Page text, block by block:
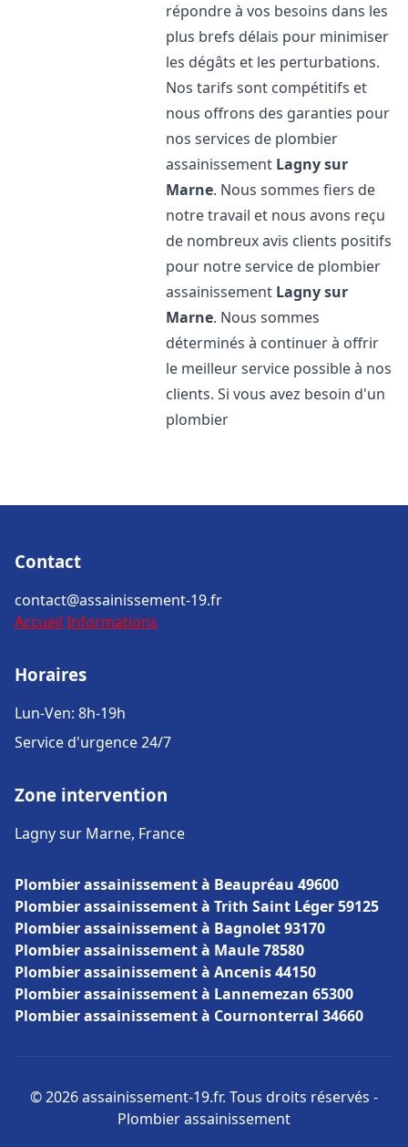
répondre à vos besoins dans les
plus brefs délais pour minimiser
les dégâts et les perturbations.
Nos tarifs sont compétitifs et
nous offrons des garanties pour
nos services de plombier
assainissement Lagny sur
Marne. Nous sommes fiers de
notre travail et nous avons reçu
de nombreux avis clients positifs
pour notre service de plombier
assainissement Lagny sur
Marne. Nous sommes
déterminés à continuer à offrir
le meilleur service possible à nos
clients. Si vous avez besoin d'un
plombier
Contact
contact@assainissement-19.fr
Accueil Informations
Horaires
Lun-Ven: 8h-19h
Service d'urgence 24/7
Zone intervention
Lagny sur Marne, France
Plombier assainissement à Beaupréau 49600
Plombier assainissement à Trith Saint Léger 59125
Plombier assainissement à Bagnolet 93170
Plombier assainissement à Maule 78580
Plombier assainissement à Ancenis 44150
Plombier assainissement à Lannemezan 65300
Plombier assainissement à Cournonterral 34660
© 2026 assainissement-19.fr. Tous droits réservés -
Plombier assainissement